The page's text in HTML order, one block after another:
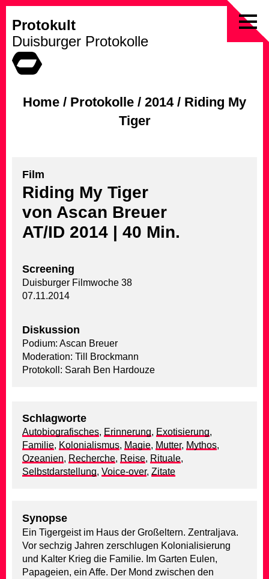
to
Protokult
Duisburger Protokolle
Home / Protokolle / 2014/ Riding My
Tiger
Film
Riding My Tiger
von Ascan Breuer
AT/ID 2014 | 40 Min.
Screening
Duisburger Filmwoche 38
07.11.2014
Diskussion
Podium: Ascan Breuer
Moderation: Till Brockmann
Protokoll: Sarah Ben Hardouze
Schlagworte
Autobiografisches, Erinnerung, Exotisierung,
Familie, Kolonialismus, Magie, Mutter, Mythos,
Ozeanien, Recherche, Reise, Rituale,
Selbstdarstellung, Voice-over, Zitate
Synopse
Ein Tigergeist im Haus der Großeltern. Zentraljava.
Vor sechzig Jahren zerschlugen Kolonialisierung
und Kalter Krieg die Familie. Im Garten Eulen,
Papageien, ein Affe. Der Mond zwischen den